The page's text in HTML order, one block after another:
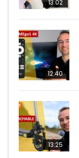
13:02
12:40
13:25